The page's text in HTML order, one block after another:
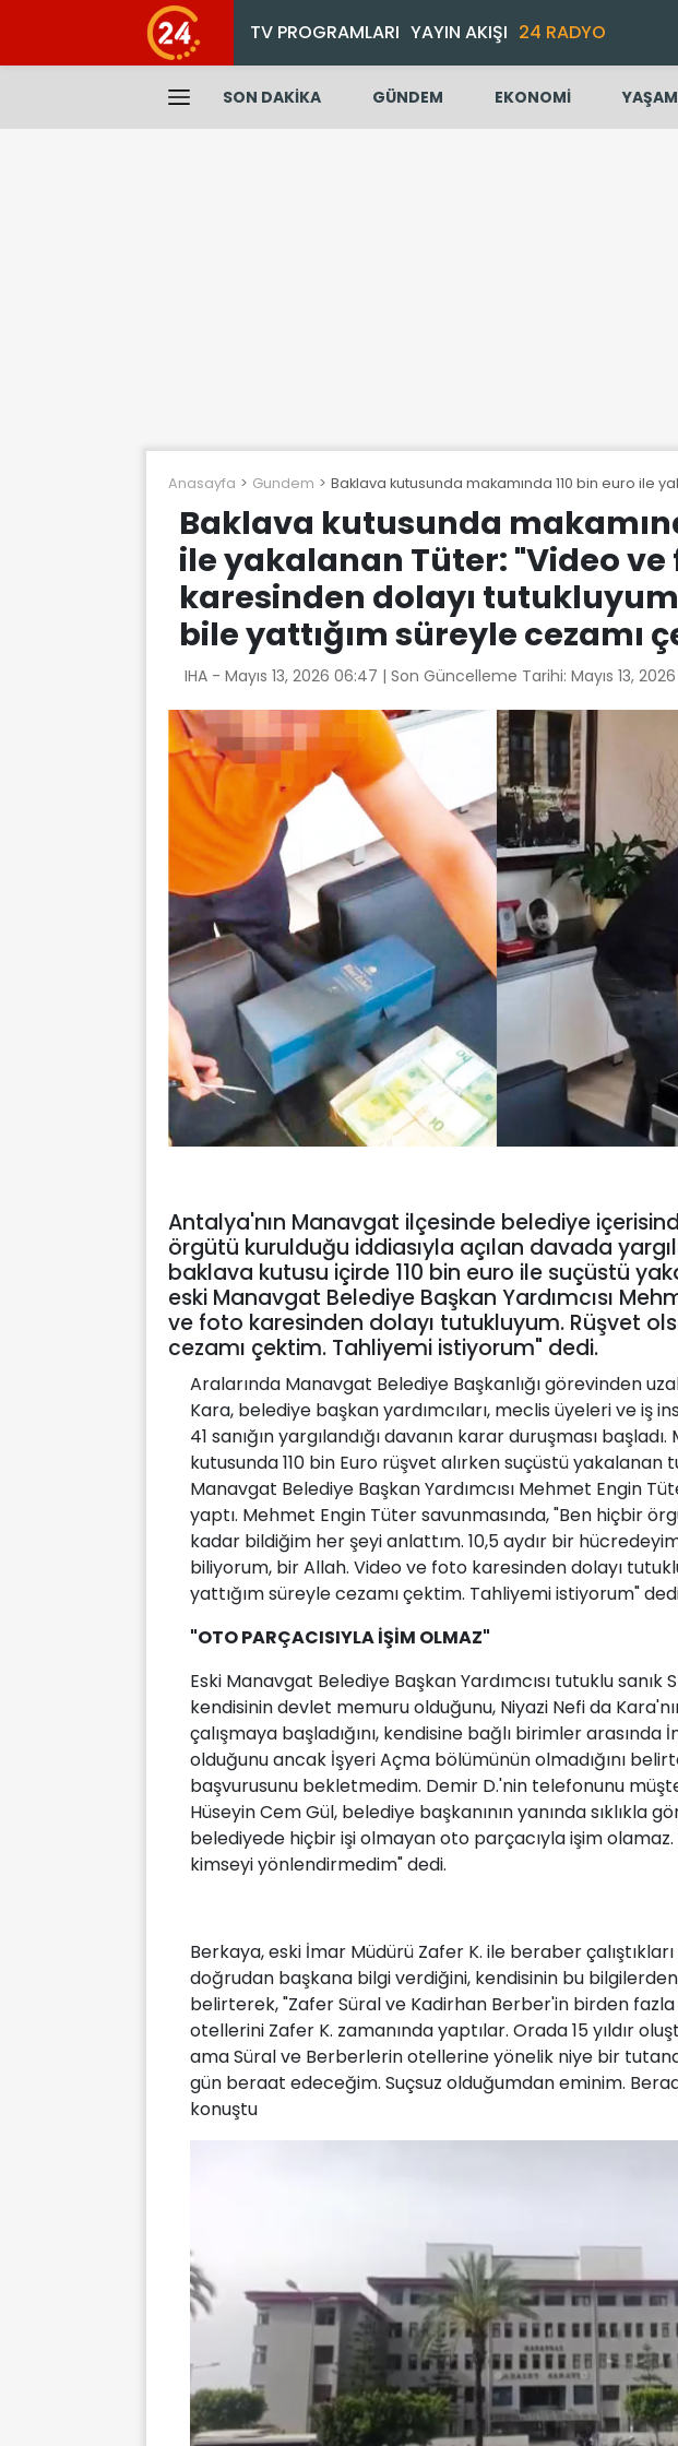
TV PROGRAMLARI YAYIN AKIŞI 24 RADYO
SON DAKİKA GÜNDEM EKONOMİ YAŞAM
Anasayfa Gundem Baklava kutusunda makamında 110 bin euro ile
Baklava kutusunda
ile yakalanan Tüter: "Video ve
karesinden dolayı
bile yattığım süreyle cezamı
IHA - Mayıs 13, 2026 06:47 | Son Güncelleme Tarihi: Mayıs 13,
Antalya'nın Manavgat ilçesinde belediye
örgütü kurulduğu iddiasıyla açılan davada
baklava kutusu içirde 110 bin euro ile suçüstü
eski Manavgat Belediye Başkan Yardımcısı
ve foto karesinden dolayı tutukluyum. Rüşvet
cezamı çektim. Tahliyemi istiyorum" dedi.
Aralarında Manavgat Belediye Başkanlığı görevinden
Kara, belediye başkan yardımcıları, meclis üyeleri ve iş
41 sanığın yargılandığı davanın karar duruşması
kutusunda 110 bin Euro rüşvet alırken suçüstü yakalanan
Manavgat Belediye Başkan Yardımcısı Mehmet Engin
yaptı. Mehmet Engin Tüter savunmasında, "Ben hiçbir
kadar bildiğim her şeyi anlattım. 10,5 aydır bir
biliyorum, bir Allah. Video ve foto karesinden dolayı
yattığım süreyle cezamı çektim. Tahliyemi istiyorum"
"OTO PARÇACISIYLA İŞİM OLMAZ"
Eski Manavgat Belediye Başkan Yardımcısı tutuklu sanık
kendisinin devlet memuru olduğunu, Niyazi Nefi da
çalışmaya başladığını, kendisine bağlı birimler arasında
olduğunu ancak İşyeri Açma bölümünün olmadığını
başvurusunu bekletmedim. Demir D.'nin telefonunu
Hüseyin Cem Gül, belediye başkanının yanında sıklıkla
belediyede hiçbir işi olmayan oto parçacıyla işim
kimseyi yönlendirmedim" dedi.
Berkaya, eski İmar Müdürü Zafer K. ile beraber
doğrudan başkana bilgi verdiğini, kendisinin bu
belirterek, "Zafer Süral ve Kadirhan Berber'in birden
otellerini Zafer K. zamanında yaptılar. Orada 15 yıldır
ama Süral ve Berberlerin otellerine yönelik niye bir
gün beraat edeceğim. Suçsuz olduğumdan eminim.
konuştu